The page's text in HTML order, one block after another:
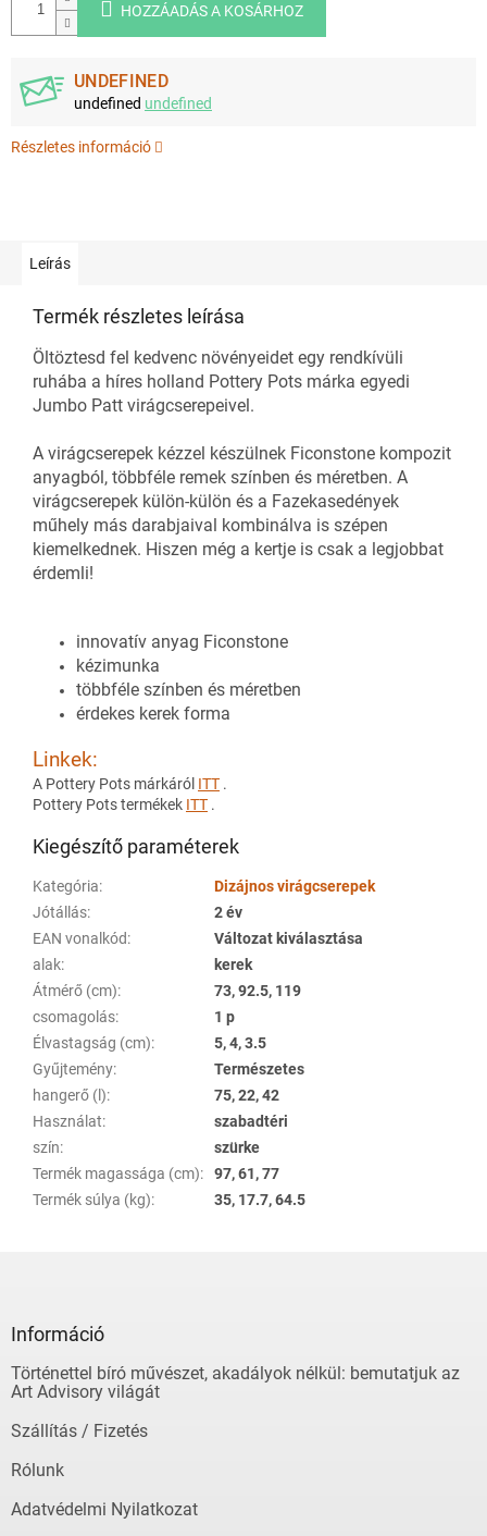
HOZZÁADÁS A KOSÁRHOZ
UNDEFINED
undefined undefined
Részletes információ
Leírás
Termék részletes leírása
Öltöztesd fel kedvenc növényeidet egy rendkívüli
ruhába a híres holland Pottery Pots márka egyedi
Jumbo Patt virágcserepeivel.
A virágcserepek kézzel készülnek Ficonstone kompozit
anyagból, többféle remek színben és méretben. A
virágcserepek külön-külön és a Fazekasedények
műhely más darabjaival kombinálva is szépen
kiemelkednek. Hiszen még a kertje is csak a legjobbat
érdemli!
innovatív anyag Ficonstone
kézimunka
többféle színben és méretben
érdekes kerek forma
Linkek:
A Pottery Pots márkáról ITT .
Pottery Pots termékek ITT .
Kiegészítő paraméterek
Kategória:
Dizájnos virágcserepek
Jótállás:
2 év
EAN vonalkód:
Változat kiválasztása
alak:
kerek
Átmérő (cm):
73, 92.5, 119
csomagolás:
1 p
Élvastagság (cm):
5, 4, 3.5
Gyűjtemény:
Természetes
hangerő (l):
75, 22, 42
Használat:
szabadtéri
szín:
szürke
Termék magassága (cm):
97, 61, 77
Termék súlya (kg): 35, 17.7, 64.5
Információ
Történettel bíró művészet, akadályok nélkül: bemutatjuk az
Art Advisory világát
Szállítás / Fizetés
Rólunk
Adatvédelmi Nyilatkozat